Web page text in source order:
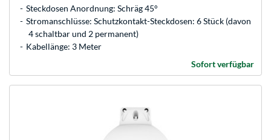
Steckdosen Anordnung: Schräg 45°
Stromanschlüsse: Schutzkontakt-Steckdosen: 6 Stück (davon
4 schaltbar und 2 permanent)
Kabellänge: 3 Meter
Sofort verfügbar